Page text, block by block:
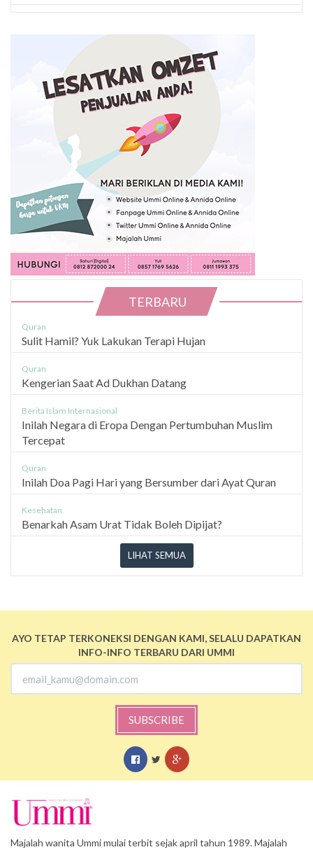
TERBARU
Quran
Sulit Hamil? Yuk Lakukan Terapi Hujan
Quran
Kengerian Saat Ad Dukhan Datang
Berita Islam Internasional
Inilah Negara di Eropa Dengan Pertumbuhan Muslim
Tercepat
Quran
Inilah Doa Pagi Hari yang Bersumber dari Ayat Quran
Kesehatan
Benarkah Asam Urat Tidak Boleh Dipijat?
LIHAT SEMUA
AYO TETAP TERKONEKSI DENGAN KAMI, SELALU DAPATKAN
INFO-INFO TERBARU DARI UMMI
SUBSCRIBE
Majalah wanita Ummi mulai terbit sejak april tahun 1989. Majalah